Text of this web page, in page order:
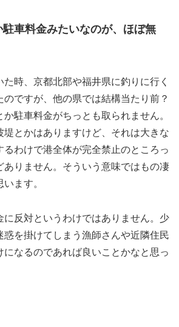
車料金みたいなのが、ほぼ無
た時、京都北部や福井県に釣りに行く
のですが、他の県では結構当たり前？
か駐車料金がちっとも取られません。
堤とかはありますけど、それは大きな
るわけで港全体が完全禁止のところっ
ありません。そういう意味ではもの凄
ます。
に反対というわけではありません。少
惑を掛けてしまう漁師さんや近隣住民
になるのであれば良いことかなと思っ